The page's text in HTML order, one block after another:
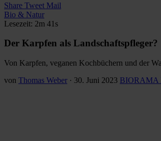
Share Tweet Mail
Bio & Natur
Lesezeit: 2m 41s
Der Karpfen als Landschaftspfleger?
Von Karpfen, veganen Kochbüchern und der
von Thomas Weber · 30. Juni 2023 BIORAMA